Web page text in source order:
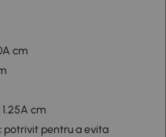
cm
cm
potrivit pentru a evita